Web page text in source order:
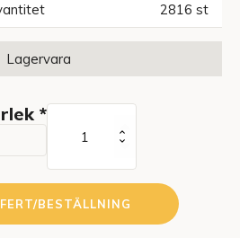
2816 st
Lagervara
*
bryggeri
330
ml
36006801
Longneck
BESTÄLLNING